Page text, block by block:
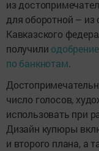
из
для оборотной – из
Кавказского
получили одобрение
по банкнотам.
число голосов,
использовать при
Дизайн купюры
и второго плана, а